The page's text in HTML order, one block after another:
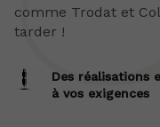
comme Trodat et
tarder !
Des réalisations
à vos exigences